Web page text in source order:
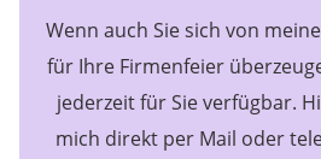
Wenn auch Sie sich von
für Ihre Firmenfeier
jederzeit für Sie verfügbar.
mich direkt per Mail oder